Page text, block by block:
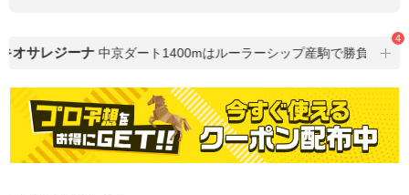
サレジーナ 中京ダート1400mはルーラーシップ産駒で勝負
4